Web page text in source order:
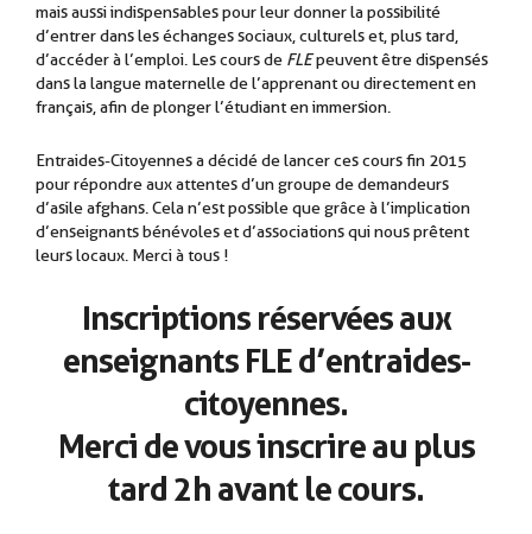
mais aussi indispensables pour leur donner la possibilité
d’entrer dans les échanges sociaux, culturels et, plus tard,
d’accéder à l’emploi. Les cours de FLEpeuvent être dispensés
dans la langue maternelle de l’apprenant ou directement en
français, afin de plonger l’étudiant en immersion.
Entraides-Citoyennes a décidé de lancer ces cours fin 2015
pour répondre aux attentes d’un groupe de demandeurs
d’asile afghans. Cela n’est possible que grâce à l’implication
d’enseignants bénévoles et d’associations qui nous prêtent
leurs locaux. Merci à tous !
Inscriptions réservées aux
enseignants FLE d’entraides-
citoyennes.
Merci de vous inscrire au plus
tard 2h avant le cours.